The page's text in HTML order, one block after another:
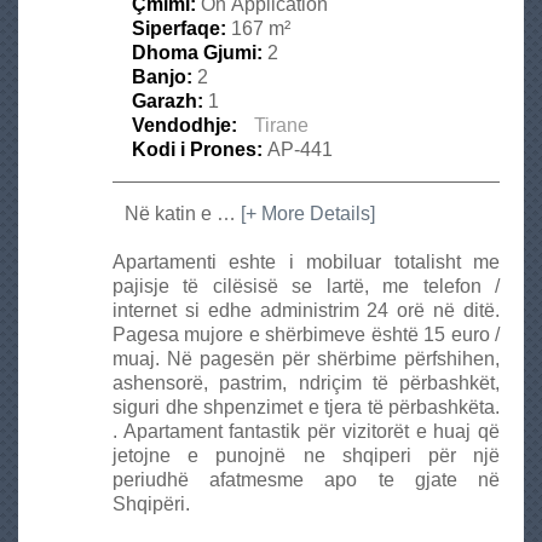
Çmimi: On Application
Siperfaqe: 167 m²
Dhoma Gjumi: 2
Banjo: 2
Garazh: 1
Vendodhje:
Tirane
Kodi i Prones: AP-441
Në katin e … [+ More Details]
Apartamenti eshte i mobiluar totalishtme
pajisje
të cilësisëse lartë, me telefon /
internet si edhe administrim24orë në ditë.
Pagesa mujore eshërbimeve është15 euro /
muaj. Në pagesën për shërbime përfshihen,
ashensorë, pastrim, ndriçim të përbashkët,
siguri dhe shpenzimete tjera të përbashkëta.
. Apartament fantastik për vizitorëte huaj që
jetojne e punojnë ne shqiperi për
një
periudhë
afatmesme apo te gjate
në
Shqipëri.